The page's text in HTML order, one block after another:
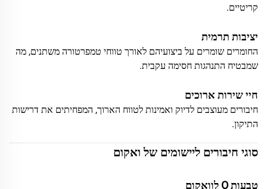
קריטיים.
יציבות תרמית
החומרים שומרים על ביצועיהם לאורך טווחי טמפרטורה משתנים, מה
שמבטיח התנהגות חסימה עקבית.
חיי שירות ארוכים
חיבורים מעוצבים לדיוק ואמינות לטווח הארוך, המפחיתים את דרישות
התיקון.
סוגי חיבורים ליישומים של ואקום
טבעות O לוואקום